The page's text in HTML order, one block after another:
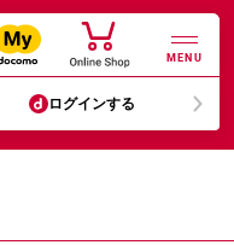
MENU
ログインする